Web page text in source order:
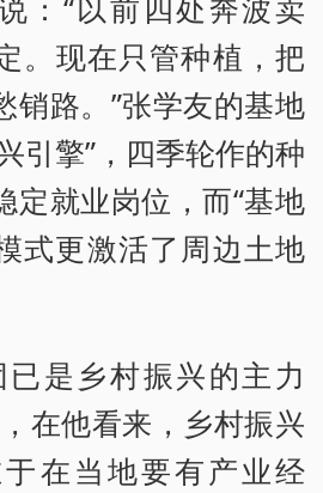
：“以前四处奔波卖
。现在只管种植，把
销路。”张学友的基地
引擎”，四季轮作的种
定就业岗位，而“基地
式更激活了周边土地
已是乡村振兴的主力
在他看来，乡村振兴
在当地要有产业经